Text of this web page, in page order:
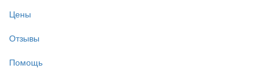
Цены
Отзывы
Помощь